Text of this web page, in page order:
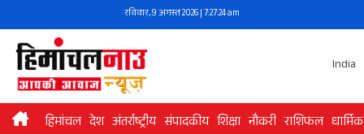
to
content
रविवार, 9 अगस्त 2026 | 7:27:24 am
India
हिमांचल देश अंतर्राष्ट्रीय संपादकीय शिक्षा नौकरी राशिफल धार्मिक